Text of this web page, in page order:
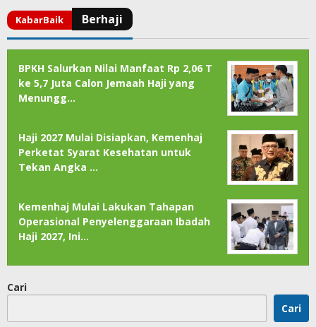
BPKH Salurkan Nilai Manfaat Rp 2,06 T
ke 5,7 Juta Calon Jemaah Haji yang
Menungg…
Haji 2027 Mulai Disiapkan, Kemenhaj
Perketat Syarat Kesehatan untuk
Tekan Angka …
Kemenhaj Mulai Lakukan Tahapan
Operasional Penyelenggaraan Ibadah
Haji 2027, Ini…
Cari
Cari